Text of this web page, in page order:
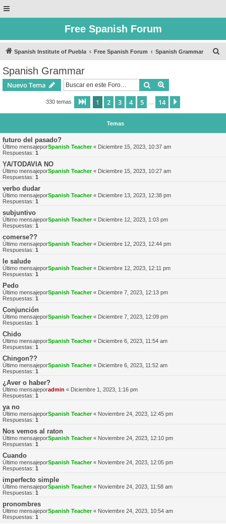
Free Spanish Forum
Spanish Institute of Puebla Free Spanish Forum Spanish Grammar
Spanish Grammar
Nuevo Tema Buscar
330 temas Página de 14
1 2 3 4 5 14
Temas
futuro del pasado?
Último mensajeporSpanish Teacher« Diciembre 15, 2023, 10:37 am
Respuestas: 1
YA/TODAVIA NO
Último mensajeporSpanish Teacher« Diciembre 15, 2023, 10:27 am
Respuestas: 1
verbo dudar
Último mensajeporSpanish Teacher« Diciembre 13, 2023, 12:38 pm
Respuestas: 1
subjuntivo
Último mensajeporSpanish Teacher« Diciembre 12, 2023, 1:03 pm
Respuestas: 1
comerse??
Último mensajeporSpanish Teacher« Diciembre 12, 2023, 12:44 pm
Respuestas: 1
le salude
Último mensajeporSpanish Teacher« Diciembre 12, 2023, 12:11 pm
Respuestas: 1
Pedo
Último mensajeporSpanish Teacher« Diciembre 7, 2023, 12:13 pm
Respuestas: 1
Conjunción
Último mensajeporSpanish Teacher« Diciembre 7, 2023, 12:09 pm
Respuestas: 1
Chido
Último mensajeporSpanish Teacher« Diciembre 6, 2023, 11:54 am
Respuestas: 1
Chingon??
Último mensajeporSpanish Teacher« Diciembre 6, 2023, 11:52 am
Respuestas: 1
¿Aver o haber?
Último mensajeporadmin « Diciembre 1, 2023, 1:16 pm
Respuestas: 1
ya no
Último mensajeporSpanish Teacher« Noviembre 24, 2023, 12:45 pm
Respuestas: 1
Nos vemos al raton
Último mensajeporSpanish Teacher« Noviembre 24, 2023, 12:10 pm
Respuestas: 1
Cuando
Último mensajeporSpanish Teacher« Noviembre 24, 2023, 12:05 pm
Respuestas: 1
imperfecto simple
Último mensajeporSpanish Teacher« Noviembre 24, 2023, 11:58 am
Respuestas: 1
pronombres
Último mensajeporSpanish Teacher« Noviembre 24, 2023, 10:54 am
Respuestas: 1